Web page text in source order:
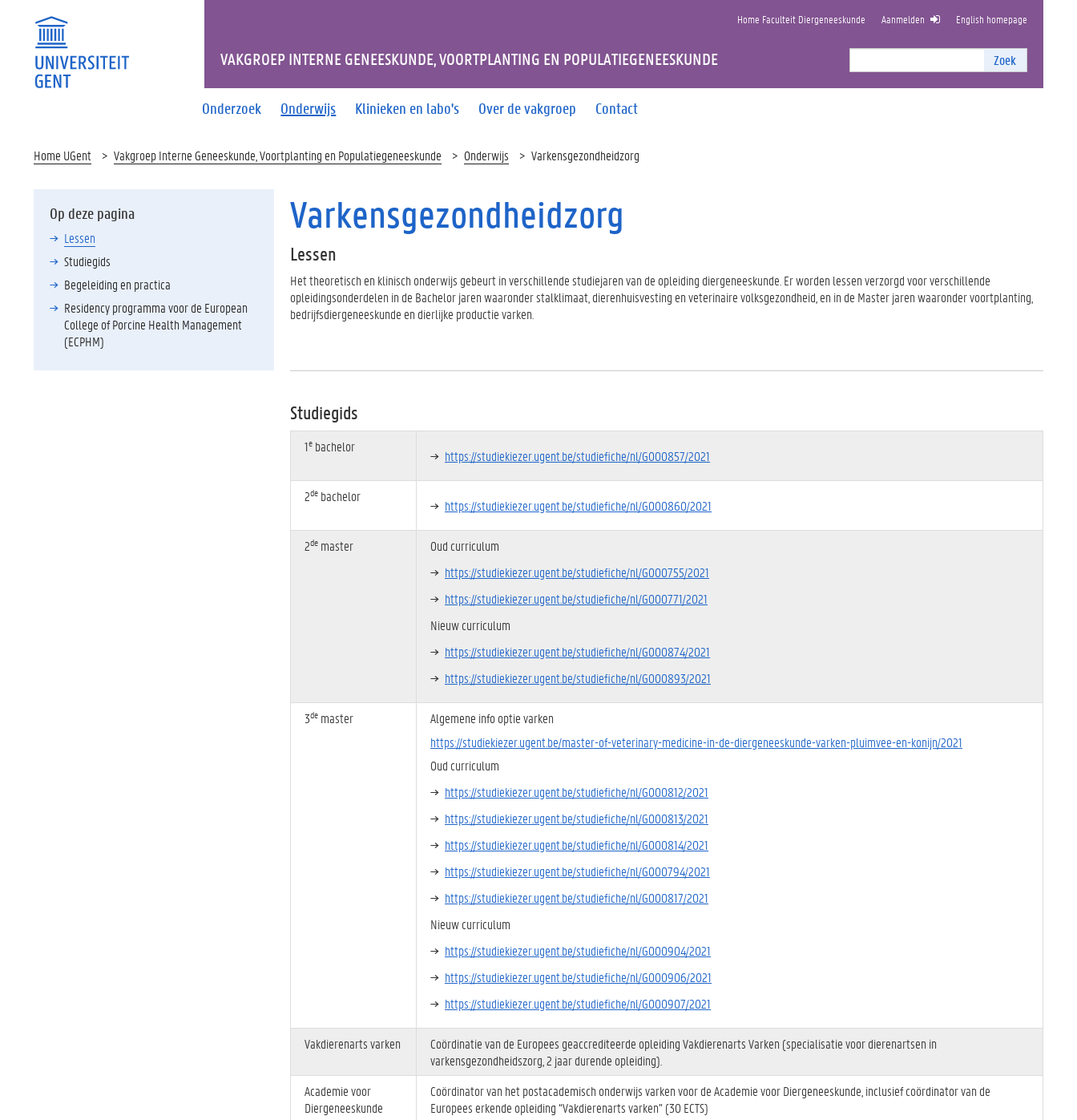
Zoek
Zoek
Home Faculteit Diergeneeskunde Aanmelden English homepage
Onderzoek Onderwijs Klinieken en labo's Over de vakgroep Contact
VAKGROEP INTERNE GENEESKUNDE, VOORTPLANTING EN POPULATIEGENEESKUNDE
Home UGent Vakgroep Interne Geneeskunde, Voortplanting en Populatiegeneeskunde Onderwijs Varkensgezondheidzorg
Op deze pagina
Lessen
Studiegids
Begeleiding en practica
Residency programma voor de European
College of Porcine Health Management
(ECPHM)
Varkensgezondheidzorg
Lessen
Het theoretisch en klinisch onderwijs gebeurt in verschillende studiejaren van de opleiding diergeneeskunde. Er worden lessen verzorgd voor verschillende
opleidingsonderdelen in de Bachelor jaren waaronder stalklimaat, dierenhuisvesting en veterinaire volksgezondheid, en in de Master jaren waaronder voortplanting,
bedrijfsdiergeneeskunde en dierlijke productie varken.
Studiegids
1e bachelor
https://studiekiezer.ugent.be/studiefiche/nl/G000857/2021
2de bachelor
https://studiekiezer.ugent.be/studiefiche/nl/G000860/2021
2de master
Oud curriculum
https://studiekiezer.ugent.be/studiefiche/nl/G000755/2021
https://studiekiezer.ugent.be/studiefiche/nl/G000771/2021
Nieuw curriculum
https://studiekiezer.ugent.be/studiefiche/nl/G000874/2021
https://studiekiezer.ugent.be/studiefiche/nl/G000893/2021
3de master
Algemene info optie varken
https://studiekiezer.ugent.be/master-of-veterinary-medicine-in-de-diergeneeskunde-varken-pluimvee-en-konijn/2021
Oud curriculum
https://studiekiezer.ugent.be/studiefiche/nl/G000812/2021
https://studiekiezer.ugent.be/studiefiche/nl/G000813/2021
https://studiekiezer.ugent.be/studiefiche/nl/G000814/2021
https://studiekiezer.ugent.be/studiefiche/nl/G000794/2021
https://studiekiezer.ugent.be/studiefiche/nl/G000817/2021
Nieuw curriculum
https://studiekiezer.ugent.be/studiefiche/nl/G000904/2021
https://studiekiezer.ugent.be/studiefiche/nl/G000906/2021
https://studiekiezer.ugent.be/studiefiche/nl/G000907/2021
Vakdierenarts varken
Coördinatie van de Europees geaccrediteerde opleiding Vakdierenarts Varken (specialisatie voor dierenartsen in
varkensgezondheidszorg, 2 jaar durende opleiding).
Academie voor
Diergeneeskunde
Coördinator van het postacademisch onderwijs varken voor de Academie voor Diergeneeskunde, inclusief coördinator van de
Europees erkende opleiding “Vakdierenarts varken” (30 ECTS)